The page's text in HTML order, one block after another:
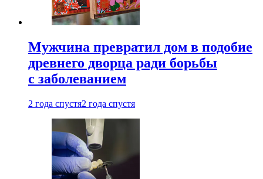
Мужчина превратил дом в подобие
древнего дворца ради борьбы
с заболеванием
2 года спустя2 года спустя